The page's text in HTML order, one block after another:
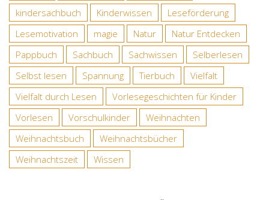
kindersachbuch
Kinderwissen
Leseförderung
Lesemotivation
magie Natur
Natur Entdecken
Pappbuch
Sachbuch Sachwissen
Selberlesen
Selbst lesen
Spannung Tierbuch
Vielfalt
Vielfalt durch Lesen
Vorlesegeschichten für Kinder
Vorlesen
Vorschulkinder
Weihnachten
Weihnachtsbuch
Weihnachtsbücher
Weihnachtszeit
Wissen